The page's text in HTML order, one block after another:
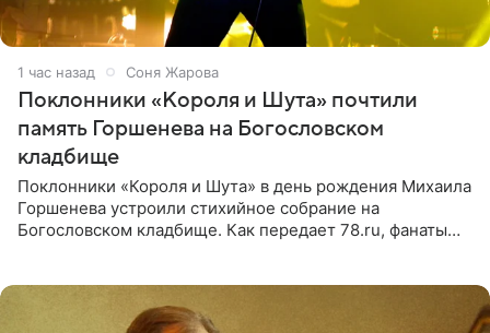
1 час назад Соня Жарова
Поклонники «Короля и Шута» почтили
память Горшенева на Богословском
кладбище
Поклонники «Короля и Шута» в день рождения Михаила
Горшенева устроили стихийное собрание на
Богословском кладбище. Как передает 78.ru, фанаты